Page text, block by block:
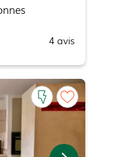
s
4 avis